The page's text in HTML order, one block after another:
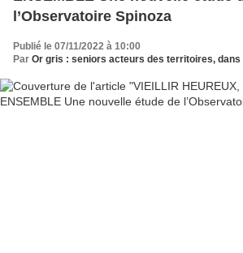
l’Observatoire Spinoza
Publié le 07/11/2022 à 10:00
Par Or gris : seniors acteurs des territoires, dans une